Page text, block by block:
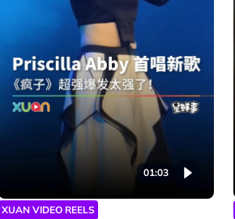
01:03
XUAN VIDEO REELS